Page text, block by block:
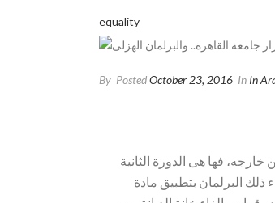
By PostedOctober 23, 2016 In
فها هى الدورة الثانية
ذلك البرلمان بتطبيق مادة